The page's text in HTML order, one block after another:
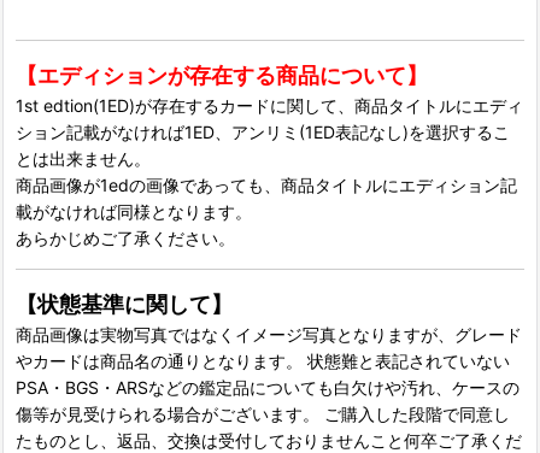
【エディションが存在する商品について】
1st edtion(1ED)が存在するカードに関して、商品タイトルにエディ
ション記載がなければ1ED、アンリミ(1ED表記なし)を選択するこ
とは出来ません。
商品画像が1edの画像であっても、商品タイトルにエディション記
載がなければ同様となります。
あらかじめご了承ください。
【状態基準に関して】
商品画像は実物写真ではなくイメージ写真となりますが、グレード
やカードは商品名の通りとなります。 状態難と表記されていない
PSA・BGS・ARSなどの鑑定品についても白欠けや汚れ、ケースの
傷等が見受けられる場合がございます。 ご購入した段階で同意し
たものとし、返品、交換は受付しておりませんこと何卒ご了承くだ